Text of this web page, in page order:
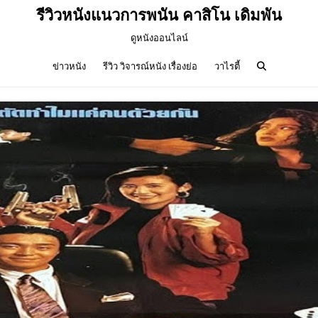
รีวิวหนังแนวการพนัน คาสิโน เดิมพัน
ดูหนังออนไลน์
ข่าวหนัง รีวิว วิจารณ์หนัง เรื่องย่อ วาไรตี้